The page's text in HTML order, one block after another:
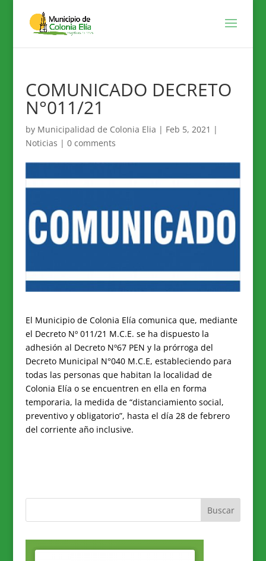
COMUNICADO DECRETO
N°011/21
by Municipalidad de Colonia Elia | Feb 5, 2021 |
Noticias | 0 comments
El Municipio de Colonia Elía comunica que, mediante
el Decreto Nº 011/21 M.C.E. se ha dispuesto la
adhesión al Decreto Nº67 PEN y la prórroga del
Decreto Municipal N°040 M.C.E, estableciendo para
todas las personas que habitan la localidad de
Colonia Elía o se encuentren en ella en forma
temporaria, la medida de “distanciamiento social,
preventivo y obligatorio”, hasta el día 28 de febrero
del corriente año inclusive.